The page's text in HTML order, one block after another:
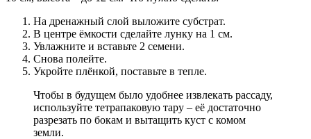
На дренажный слой выложите субстрат.
В центре ёмкости сделайте лунку на 1 см.
Увлажните и вставьте 2 семени.
Снова полейте.
Укройте плёнкой, поставьте в тепле.
Чтобы в будущем было удобнее извлекать рассаду,
используйте тетрапаковую тару – её достаточно
разрезать по бокам и вытащить куст с комом
земли.